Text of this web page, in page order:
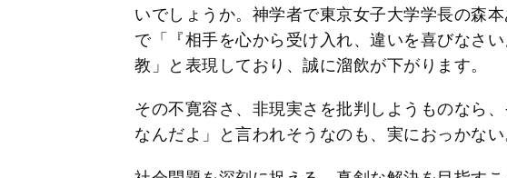
いでしょうか。神学者で東京女子大学学長の森
で「『相手を心から受け入れ、違いを喜びなさ
教」と表現しており、誠に溜飲が下がります。
その不寛容さ、非現実さを批判しようものなら
なんだよ」と言われそうなのも、実におっかない